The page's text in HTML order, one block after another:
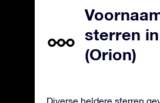
sterren
(Orion)
Diverse heldere sterren